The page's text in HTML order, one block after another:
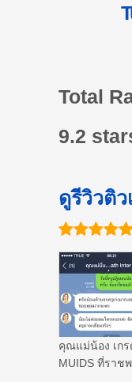
Total
9.2
ดูรีวิวติ
คุณแม่น้อง เกร
MUIDS ที่ราช